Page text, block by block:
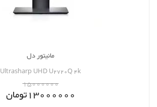
مانیتور دل
Ultrasharp UHD U2720Q 4k
15000000
13000000تومان